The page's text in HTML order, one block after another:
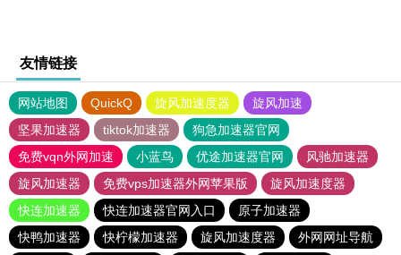
友情链接
网站地图 QuickQ 旋风加速度器
旋风加速
坚果加速器
tiktok加速器
狗急加速器官网
免费vqn外网加速
小蓝鸟 优途加速器官网
风驰加速器
旋风加速器
免费vps加速器外网苹果版
旋风加速度器
快连加速器
快连加速器官网入口
原子加速器
快鸭加速器
快柠檬加速器 旋风加速度器 外网网址导航